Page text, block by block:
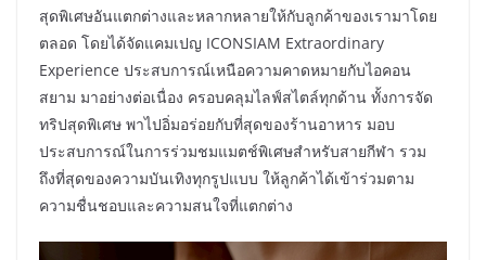
สุดพิเศษอันแตกต่างและหลากหลายให้กับลูกค้าของเรามาโดย
ตลอด โดยได้จัดแคมเปญ ICONSIAM Extraordinary
Experience ประสบการณ์เหนือความคาดหมายกับไอคอน
สยาม มาอย่างต่อเนื่อง ครอบคลุมไลฟ์สไตล์ทุกด้าน ทั้งการจัด
ทริปสุดพิเศษ พาไปอิ่มอร่อยกับที่สุดของร้านอาหาร มอบ
ประสบการณ์ในการร่วมชมแมตช์พิเศษสำหรับสายกีฬา รวม
ถึงที่สุดของความบันเทิงทุกรูปแบบ ให้ลูกค้าได้เข้าร่วมตาม
ความชื่นชอบและความสนใจที่แตกต่าง